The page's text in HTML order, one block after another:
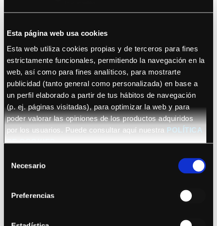
Esta página web usa cookies
Esta web utiliza cookies propias y de terceros para fines
estrictamente funcionales, permitiendo la navegación en la
web, así como para fines analíticos, para mostrarte
publicidad (tanto general como personalizada) en base a
un perfil elaborado a partir de tus hábitos de navegación
(p. ej. páginas visitadas), para optimizar la web y para
poder valorar las opiniones de los productos adquiridos
por los usuarios. Puede consultar aquí nuestra POLÍTICA
DE COOKIES
Necesario
Preferencias
October 22, 2026 (Barcelona)
Sananda Maitreya